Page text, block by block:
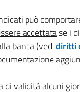
può
accettatase i
banca (vedidiritti
di validità alcuni